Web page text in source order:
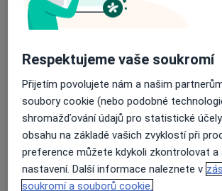
GEMINI oční klinika a.s.
U Gemini 360,
Přiblížit mapu
se otevře v
Dostupnost
Na této adrese online kalendář není
Co mám v takové situaci udělat?
Způsoby platby (soukromé návštěvy)
Respektujeme vaše soukromí
Přijetím povolujete nám a našim
soubory cookie (nebo podobné
shromažďování údajů pro statistické
obsahu na základě vašich zvyklostí při
preference můžete kdykoli zkontrolovat a
nastavení. Další informace naleznete v
soukromí a souborů cookie.